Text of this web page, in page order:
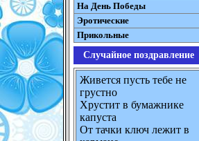
На День Победы
Эротические
Прикольные
Случайное поздравление
Живется пусть тебе не
грустно
Хрустит в бумажнике
капуста
От тачки ключ лежит в